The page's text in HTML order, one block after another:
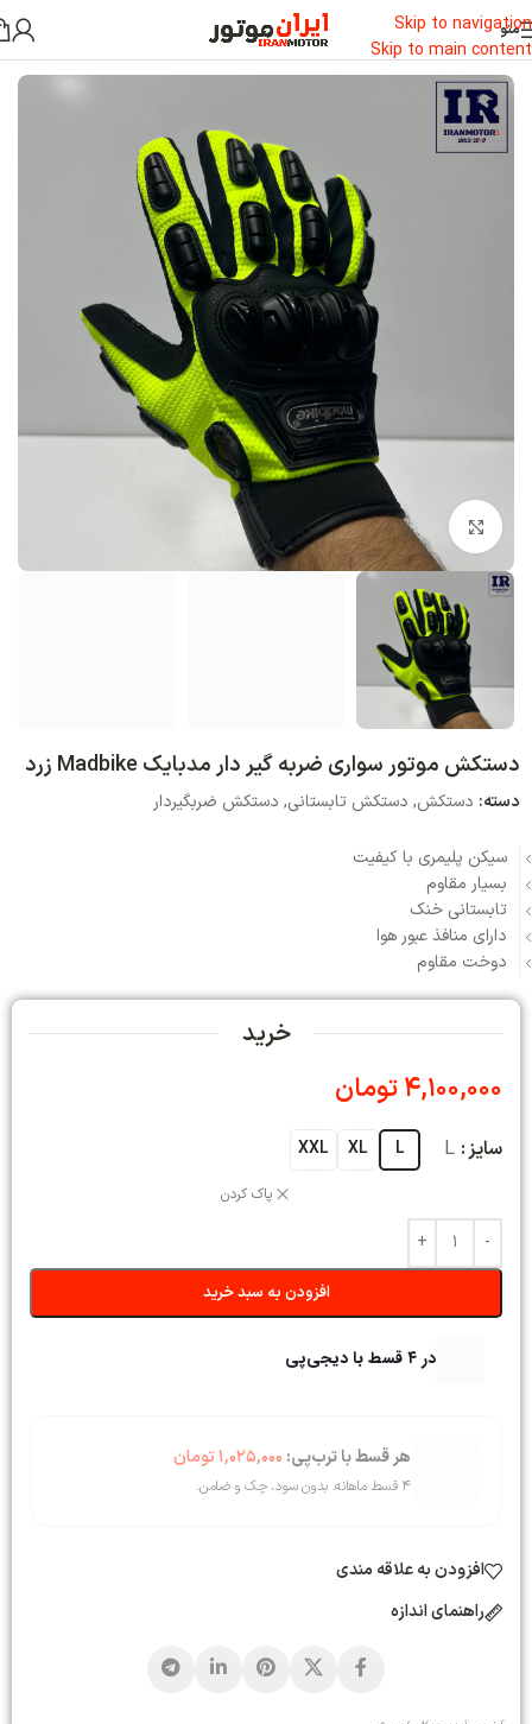
Skip to navigation
Skip to main content
منو
خانه/ دستکش /دستکش ضربگیردار
بزرگنمایی تصویر
دستکش موتور سواری ضربه گیر دار مدبایک Madbike زرد
دسته: دستکش, دستکش تابستانی, دستکش ضربگیردار
سیکن پلیمری با کیفیت
بسیار مقاوم
تابستانی خنک
دارای منافذ عبور هوا
دوخت مقاوم
خرید
4,100,000تومان
سایز L
L
XL
XXL
پاک کردن
افزودن به سبد خرید
در ۴ قسط با دیجی‌پی
هر قسط با ترب‌پی: 1,025,000تومان
۴ قسط ماهانه. بدون سود، چک و ضامن.
افزودن به علاقه مندی
راهنمای اندازه